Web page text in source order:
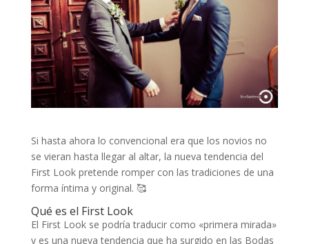
Si hasta ahora lo convencional era que los novios no
se vieran hasta llegar al altar, la nueva tendencia del
First Look pretende romper con las tradiciones de una
forma íntima y original. 🥰
Qué es el First Look
El First Look se podría traducir como «primera mirada»
y es una nueva tendencia que ha surgido en las Bodas